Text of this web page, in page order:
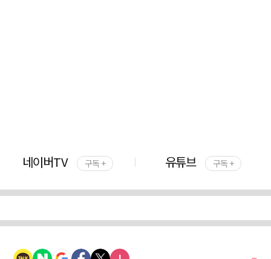
네이버TV 구독 + 유튜브 구독 +